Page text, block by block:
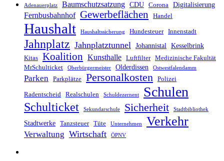
Adenauerplatz Baumschutzsatzung CDU Corona Digitalisierung
Fernbusbahnhof Gewerbeflächen Handel
Haushalt Haushaltssicherung Hundesteuer Innenstadt
Jahnplatz Jahnplatztunnel Johannistal Kesselbrink
Kitas Koalition Kunsthalle Luftfilter
Medizinische Fakultät
MrSchulticket
Oberbürgermeister Olderdissen Ostwestfalendamm
Parken Parkplätze Personalkosten Polizei
Radentscheid Realschulen Schuldezernent Schulen
Schulticket Sekundarschule Sicherheit Stadtbibliothek
Stadtwerke Tanzsteuer Tüte Unternehmen Verkehr
Verwaltung Wirtschaft ÖPNV